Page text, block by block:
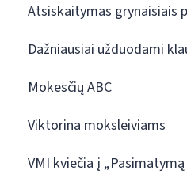
Atsiskaitymas grynaisiais
Dažniausiai užduodami
Mokesčių ABC
Viktorina moksleiviams
VMI kviečia į